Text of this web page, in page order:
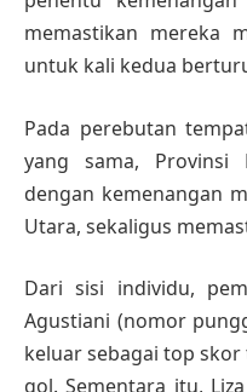
memastikan mereka
untuk kali kedua
Pada perebutan
yang sama, Provinsi
dengan kemenangan
Utara, sekaligus
Dari sisi individu,
Agustiani (nomor
keluar sebagai top
gol. Sementara itu,